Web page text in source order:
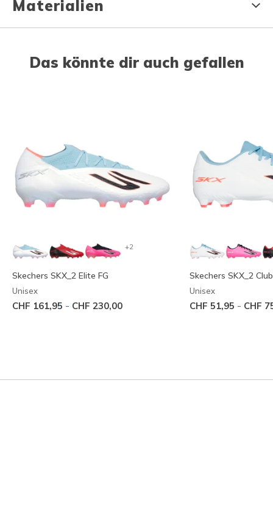
Materialien
Das könnte dir auch gefallen
+2
Skechers SKX_2 Elite FG
Unisex
CHF 161,95 - CHF 230,00
Skechers SKX_2
Unisex
CHF 51,95 - CHF